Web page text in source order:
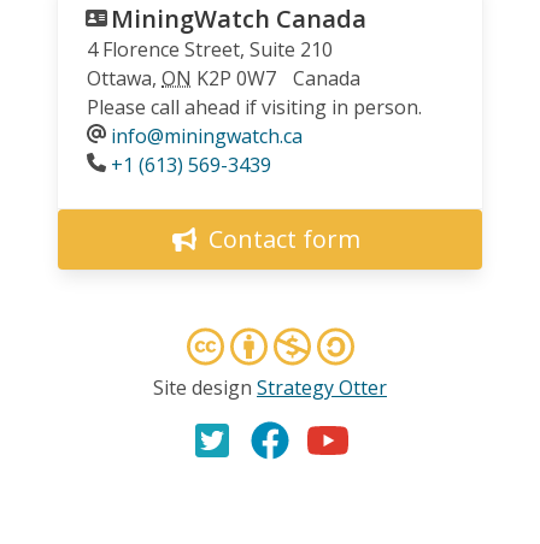
MiningWatch Canada
4 Florence Street, Suite 210
Ottawa, ON K2P 0W7
Canada
Please call ahead if visiting in person.
info@miningwatch.ca
Phone
+1 (613) 569-3439
Contact form
Site design Strategy Otter